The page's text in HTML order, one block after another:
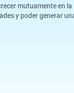
mutuamente en la
y poder generar